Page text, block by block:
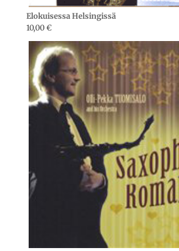
Elokuisessa Helsingissä
10,00€